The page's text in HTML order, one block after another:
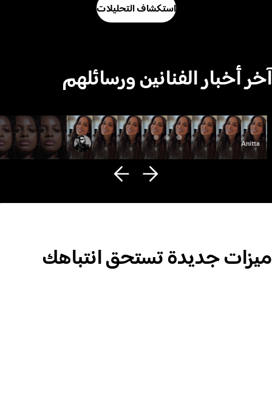
استكشاف التحليلات
آخر أخبار الفنانين ورسائلهم
Anitta
Fana Hues
ميزات جديدة تستحق انتباهك